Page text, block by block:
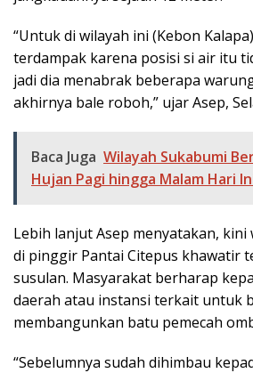
“Untuk di wilayah ini (Kebon
terdampak karena posisi si air itu
jadi dia menabrak beberapa
akhirnya bale roboh,” ujar Asep,
Baca Juga Wilayah Sukabumi
Hujan Pagi hingga Malam Hari
Lebih lanjut Asep menyatakan, kini
di pinggir Pantai Citepus khawatir
susulan. Masyarakat berharap
daerah atau instansi terkait untuk
membangunkan batu pemecah
“Sebelumnya sudah dihimbau